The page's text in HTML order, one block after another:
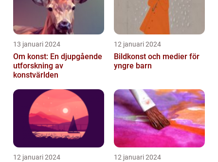
13 januari 2024
Om konst: En djupgående
utforskning av
konstvärlden
12 januari 2024
Bildkonst och medier för
yngre barn
12 januari 2024 12 januari 2024